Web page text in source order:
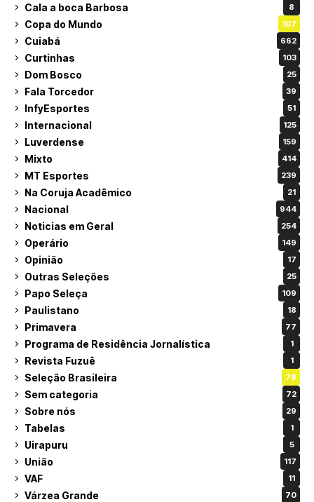
Cala a boca Barbosa 8
Copa do Mundo 107
Cuiabá 662
Curtinhas 103
Dom Bosco 25
Fala Torcedor 39
InfyEsportes 51
Internacional 125
Luverdense 159
Mixto 414
MT Esportes 239
Na Coruja Acadêmico 21
Nacional 944
Noticias em Geral 254
Operário 149
Opinião 17
Outras Seleções 25
Papo Seleça 109
Paulistano 18
Primavera 77
Programa de Residência Jornalística 1
Revista Fuzuê 1
Seleção Brasileira 78
Sem categoria 72
Sobre nós 29
Tabelas 1
Uirapuru 5
União 117
VAF 11
Várzea Grande 70